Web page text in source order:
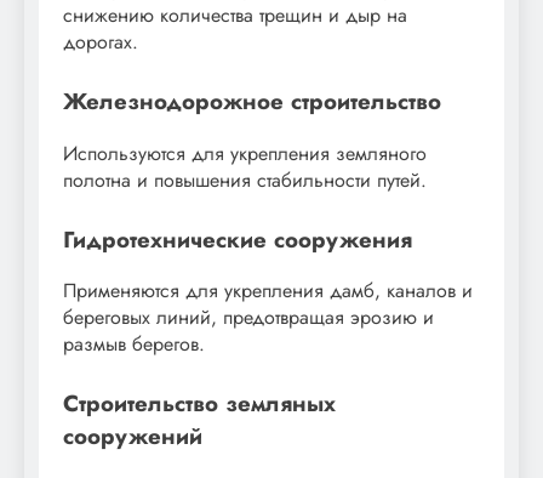
снижению количества трещин и дыр на
дорогах.
Железнодорожное строительство
Используются для укрепления земляного
полотна и повышения стабильности путей.
Гидротехнические сооружения
Применяются для укрепления дамб, каналов и
береговых линий, предотвращая эрозию и
размыв берегов.
Строительство земляных
сооружений